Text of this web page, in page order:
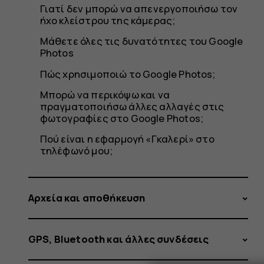
σας
Γιατί δεν μπορώ να απενεργοποιήσω τον
ήχο κλείστρου της κάμερας;
Μάθετε όλες τις δυνατότητες του Google
Photos
Πώς χρησιμοποιώ το Google Photos;
Μπορώ να περικόψω και να
πραγματοποιήσω άλλες αλλαγές στις
φωτογραφίες στο Google Photos;
Πού είναι η εφαρμογή «Γκαλερί» στο
τηλέφωνό μου;
Αρχεία και αποθήκευση
GPS, Bluetooth και άλλες συνδέσεις